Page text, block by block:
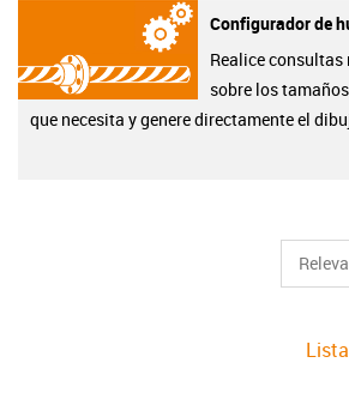
Configurador de
Realice
sobre los
que necesita y genere directamente el
Lista